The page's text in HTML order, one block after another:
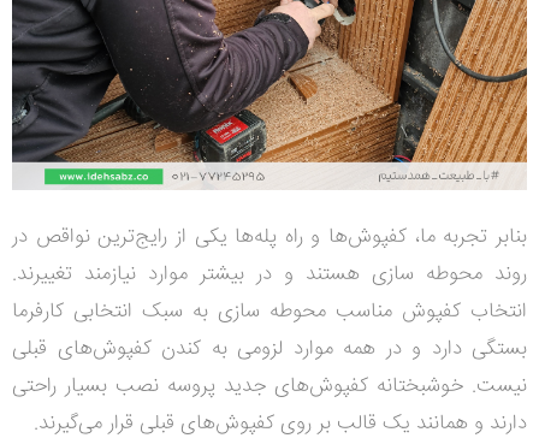
بنابر تجربه ما، کفپوش‌ها و راه پله‌ها یکی از رایج‌ترین نواقص در
روند محوطه سازی هستند و در بیشتر موارد نیازمند تغییرند.
انتخاب کفپوش مناسب محوطه سازی به سبک انتخابی کارفرما
بستگی دارد و در همه موارد لزومی به کندن کفپوش‌های قبلی
نیست. خوشبختانه کفپوش‌های جدید پروسه نصب بسیار راحتی
دارند و همانند یک قالب بر روی کفپوش‌های قبلی قرار می‌گیرند.